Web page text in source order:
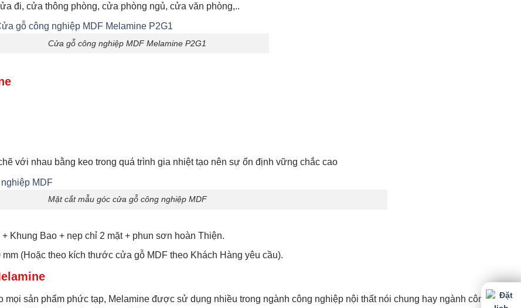
đi, cửa thông phòng, cửa phòng ngủ, cửa văn phòng,..
Cửa gỗ công nghiệp MDF Melamine P2G1
với nhau bằng keo trong quá trình gia nhiệt tạo nên sự ổn định vững chắc cao
Mặt cắt mẫu góc cửa gỗ công nghiệp MDF
Khung Bao + nẹp chỉ 2 mặt + phun sơn hoàn Thiện.
(Hoặc theo kích thước cửa gỗ MDF theo Khách Hàng yêu cầu).
sản phẩm phức tạp, Melamine được sử dụng nhiều trong ngành công nghiệp nội thất nói chung hay ngành công